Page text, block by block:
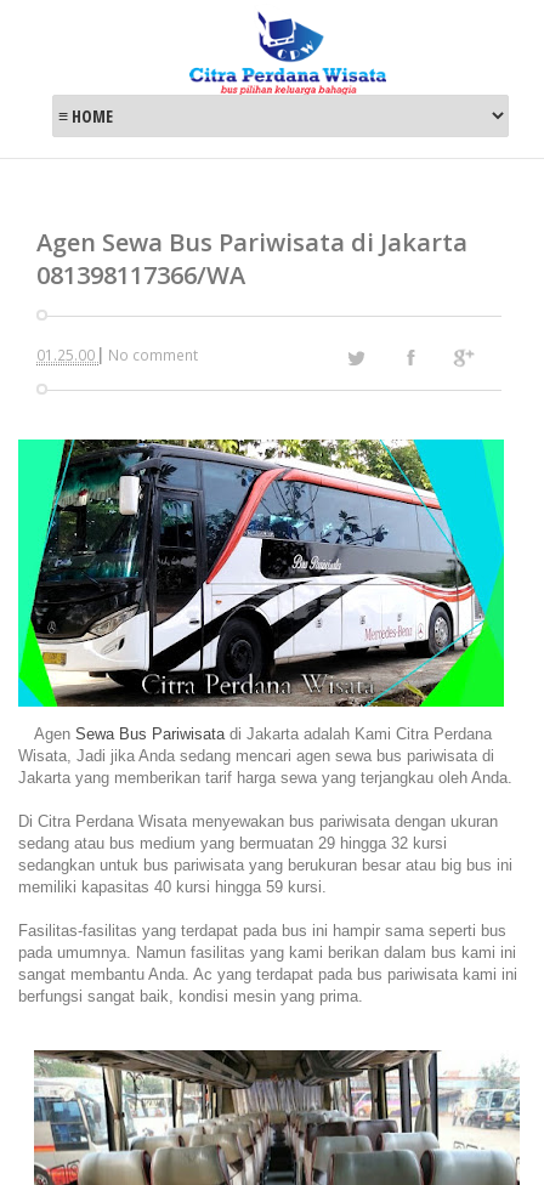
Agen Sewa Bus Pariwisata di Jakarta
081398117366/WA
01.25.00 | No comment
Agen Sewa Bus Pariwisatadi Jakarta adalah Kami Citra Perdana
Wisata, Jadi jika Anda sedang mencari agen sewa bus pariwisata di
Jakarta yang memberikan tarif harga sewa yang terjangkau oleh Anda.
Di Citra Perdana Wisata menyewakan bus pariwisata dengan ukuran
sedang atau bus medium yang bermuatan 29 hingga 32 kursi
sedangkan untuk bus pariwisata yang berukuran besar atau big bus ini
memiliki kapasitas 40 kursi hingga 59 kursi.
Fasilitas-fasilitas yang terdapat pada bus ini hampir sama seperti bus
pada umumnya. Namun fasilitas yang kami berikan dalam bus kami ini
sangat membantu Anda. Ac yang terdapat pada bus pariwisata kami ini
berfungsi sangat baik, kondisi mesin yang prima.